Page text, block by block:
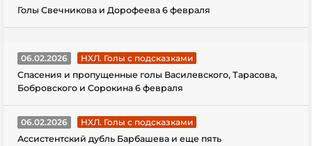
Голы Свечникова и Дорофеева 6 февраля
06.02.2026
НХЛ. Голы с подсказками
Спасения и пропущенные голы Василевского, Тарасова,
Бобровского и Сорокина 6 февраля
06.02.2026
НХЛ. Голы с подсказками
Ассистентский дубль Барбашева и еще пять